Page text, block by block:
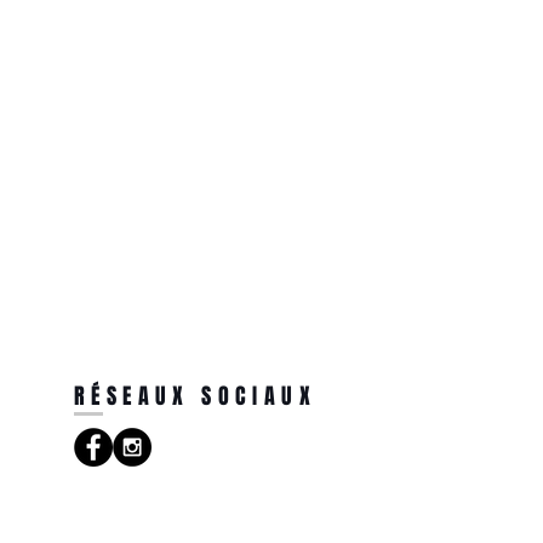
RÉSEAUX SOCIAUX